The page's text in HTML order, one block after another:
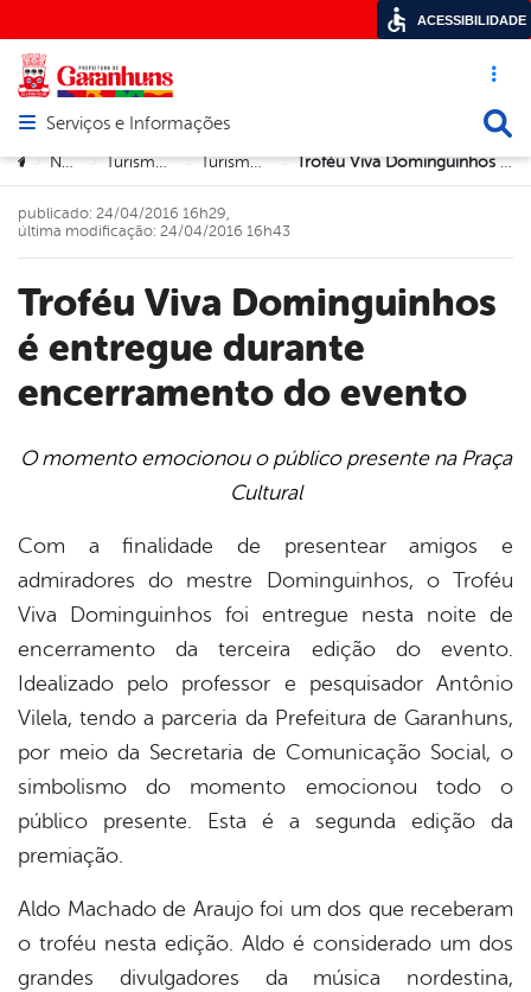
Acesso
Abrir menu principal de navegação
Serviços e Informações
Você está aqui:
> Notícias > Turismo e Cultura > Turismo e Cultura > Troféu Viva Dominguinhos é entregue durante encerramento do evento
Troféu Viva Dominguinhos
é entregue durante
encerramento do evento
publicado: 24/04/2016 16h29,
última modificação: 24/04/2016 16h43
O momento emocionou o público presente na Praça
Cultural
Com a finalidade de presentear amigos e
admiradores do mestre Dominguinhos, o Troféu
Viva Dominguinhos foi entregue nesta noite de
encerramento da terceira edição do evento.
Idealizado pelo professor e pesquisador Antônio
Vilela, tendo a parceria da Prefeitura de Garanhuns,
por meio da Secretaria de Comunicação Social, o
simbolismo do momento emocionou todo o
público presente. Esta é a segunda edição da
premiação.
Aldo Machado de Araujo foi um dos que receberam
o troféu nesta edição. Aldo é considerado um dos
grandes divulgadores da música nordestina,
ACESSIBILIDADE